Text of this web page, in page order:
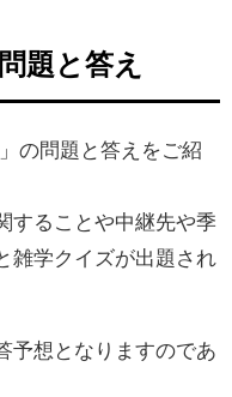
題と答え
の問題と答えをご紹
することや中継先や季
雑学クイズが出題され
予想となりますのであ